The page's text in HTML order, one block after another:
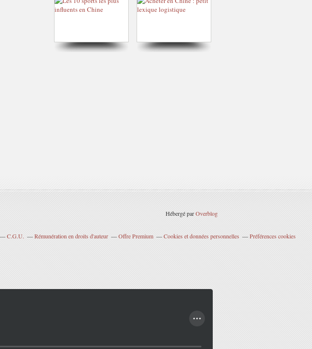
Hébergé parOverblog
C.G.U. Rémunération en droits d'auteur Offre Premium Cookies et données personnelles Préférences cookies